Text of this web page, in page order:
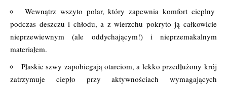
Wewnątrz wszyto polar, który zapewnia komfort cieplny
podczas deszczu i chłodu, a z wierzchu pokryto ją całkowicie
nieprzewiewnym (ale oddychającym!) i nieprzemakalnym
materiałem.
Płaskie szwy zapobiegają otarciom, a lekko przedłużony krój
zatrzymuje ciepło przy aktywnościach wymagających